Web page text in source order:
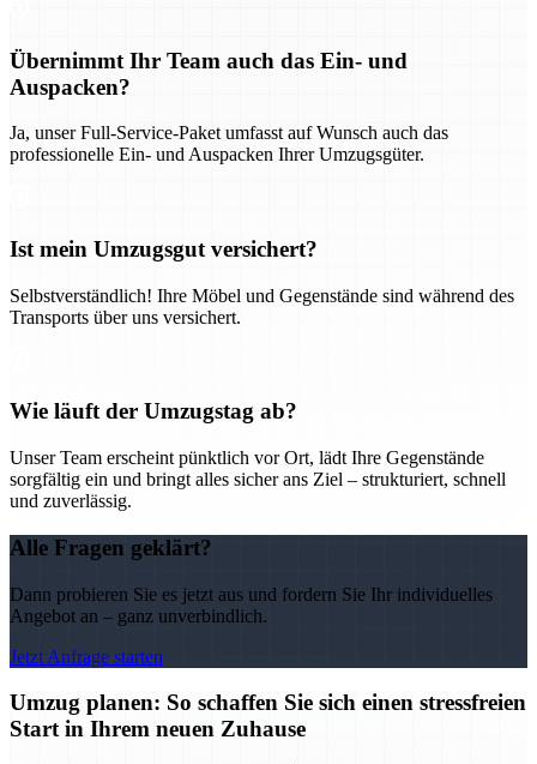
Übernimmt Ihr Team auch das Ein- und
Auspacken?
Ja, unser Full-Service-Paket umfasst auf Wunsch auch das
professionelle Ein- und Auspacken Ihrer Umzugsgüter.
Ist mein Umzugsgut versichert?
Selbstverständlich! Ihre Möbel und Gegenstände sind während des
Transports über uns versichert.
Wie läuft der Umzugstag ab?
Unser Team erscheint pünktlich vor Ort, lädt Ihre Gegenstände
sorgfältig ein und bringt alles sicher ans Ziel – strukturiert, schnell
und zuverlässig.
Alle Fragen geklärt?
Dann probieren Sie es jetzt aus und fordern Sie Ihr individuelles
Angebot an – ganz unverbindlich.
Jetzt Anfrage starten
Umzug planen: So schaffen Sie sich einen stressfreien
Start in Ihrem neuen Zuhause